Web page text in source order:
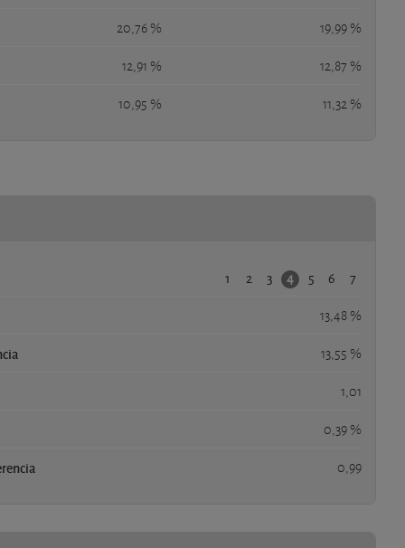
20,76 % 19,99 %
12,91 % 12,87 %
10,95 % 11,32 %
1 2 3 4 5 6 7
13,48 %
13,55 %
1,01
0,39 %
0,99